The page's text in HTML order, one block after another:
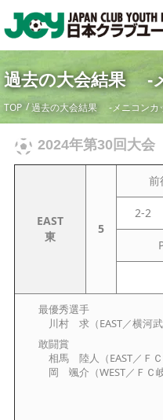
過去の大会結果 -
TOP 過去の大会結果 -メニコンカ
2024年第30回大会
EAST
東
5
前
2-2
最優秀選手
川村 求（EAST／横河武
敢闘賞
相馬 陸人（EAST／ＦＣ
岡 颯介（WEST／ＦＣ岐